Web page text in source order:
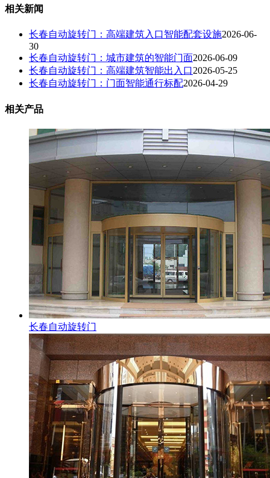
相关新闻
长春自动旋转门：高端建筑入口智能配套设施2026-06-
30
长春自动旋转门：城市建筑的智能门面2026-06-09
长春自动旋转门：高端建筑智能出入口2026-05-25
长春自动旋转门：门面智能通行标配2026-04-29
相关产品
长春自动旋转门